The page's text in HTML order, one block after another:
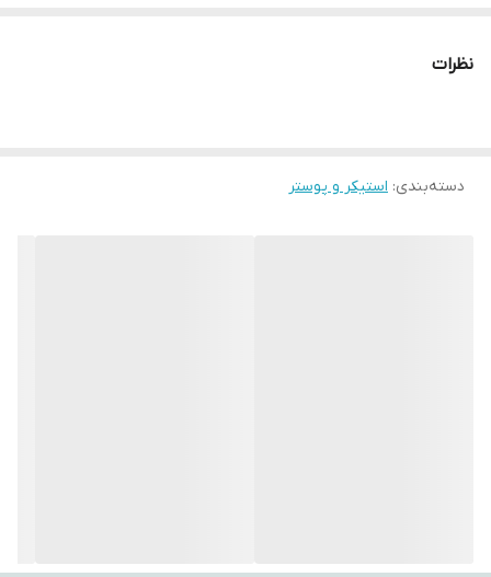
شست‌وشو در ماشین لباسشویی هستند، بدون نگرانی از افت کیفیت یا
آرامش‌بخش و متفاوت ببخشید. طراحی‌های متنوع و چشم‌نواز آن‌ها
نظرات
دسته‌بندی: استیکر و پوستر